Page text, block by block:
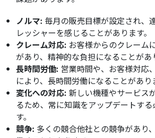
ノルマ: 毎月の販売目標が設定され、
レッシャーを感じることがあります。
クレーム対応: お客様からのクレーム
があり、精神的な負担になることがあ
長時間労働: 営業時間や、お客様対応
により、長時間労働になることがあり
変化への対応: 新しい機種やサービス
るため、常に知識をアップデートす
す。
競争: 多くの競合他社との競争があり